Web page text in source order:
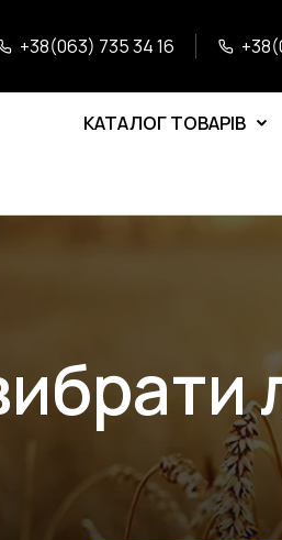
+38(063) 735 34 16
КАТАЛОГ ТОВАРІВ